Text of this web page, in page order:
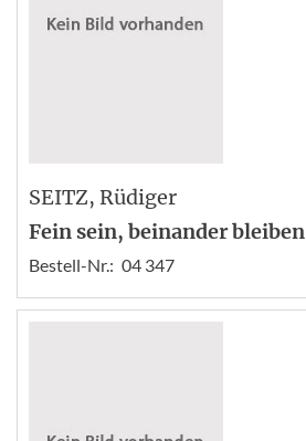
SEITZ, Rüdiger
Fein sein, beinander bleiben
Bestell-Nr.: 04 347